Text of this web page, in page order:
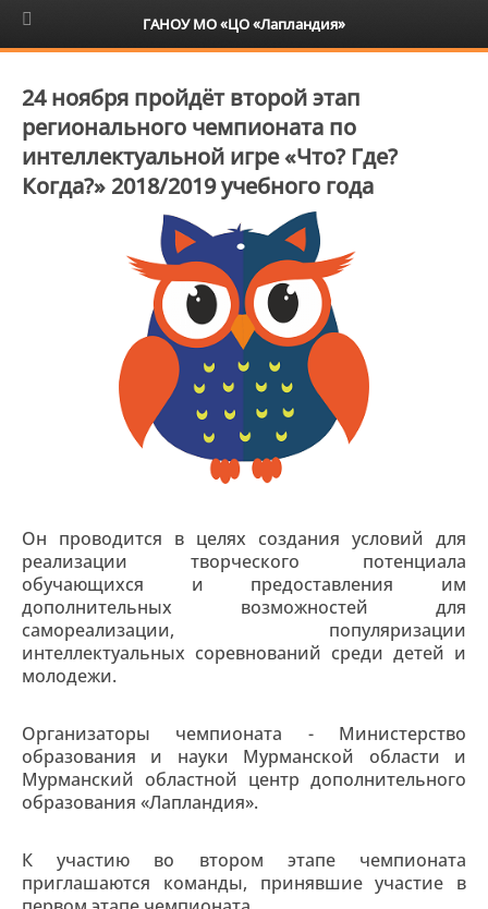
6+
24 ноября пройдёт второй этап
регионального чемпионата по
интеллектуальной игре «Что? Где?
Когда?» 2018/2019 учебного года
Он проводится в целях создания условий для
реализации творческого потенциала
обучающихся и предоставления им
дополнительных возможностей для
самореализации, популяризации
интеллектуальных соревнований среди детей и
молодежи.
Организаторы чемпионата - Министерство
образования и науки Мурманской области и
Мурманский областной центр дополнительного
образования «Лапландия».
К участию во втором этапе чемпионата
приглашаются команды, принявшие участие в
ГАНОУ МО «ЦО «Лапландия»